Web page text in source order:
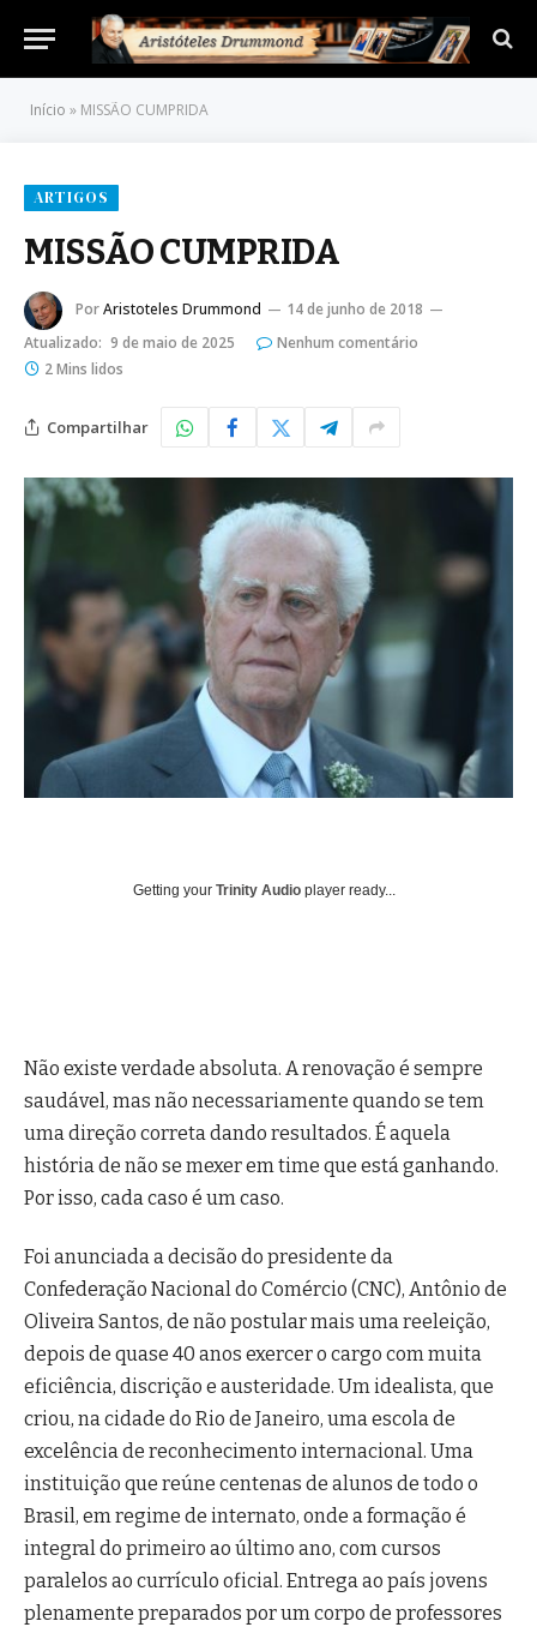
Início » MISSÃO CUMPRIDA
ARTIGOS
MISSÃO CUMPRIDA
PorAristoteles Drummond
14 de junho de 2018
Atualizado: 9 de maio de 2025
Nenhum comentário
2 Mins lidos
Compartilhar
Getting your Trinity Audio player ready...
Não existe verdade absoluta. A renovação é sempre
saudável, mas não necessariamente quando se tem
uma direção correta dando resultados. É aquela
história de não se mexer em time que está ganhando.
Por isso, cada caso é um caso.
Foi anunciada a decisão do presidente da
Confederação Nacional do Comércio (CNC), Antônio de
Oliveira Santos, de não postular mais uma reeleição,
depois de quase 40 anos exercer o cargo com muita
eficiência, discrição e austeridade. Um idealista, que
criou, na cidade do Rio de Janeiro, uma escola de
excelência de reconhecimento internacional. Uma
instituição que reúne centenas de alunos de todo o
Brasil, em regime de internato, onde a formação é
integral do primeiro ao último ano, com cursos
paralelos ao currículo oficial. Entrega ao país jovens
plenamente preparados por um corpo de professores